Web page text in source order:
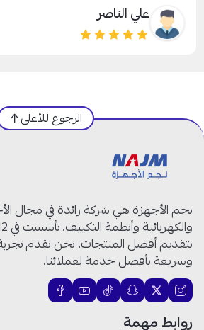
علي الناصر
الرجوع للأعلى
نجم الأجهزة هي شركة رائدة في مجال
بتقديم أفضل المنتجات. نحن نقدم
وسريعة بأفضل خدمة لعملائنا.
روابط مهمة